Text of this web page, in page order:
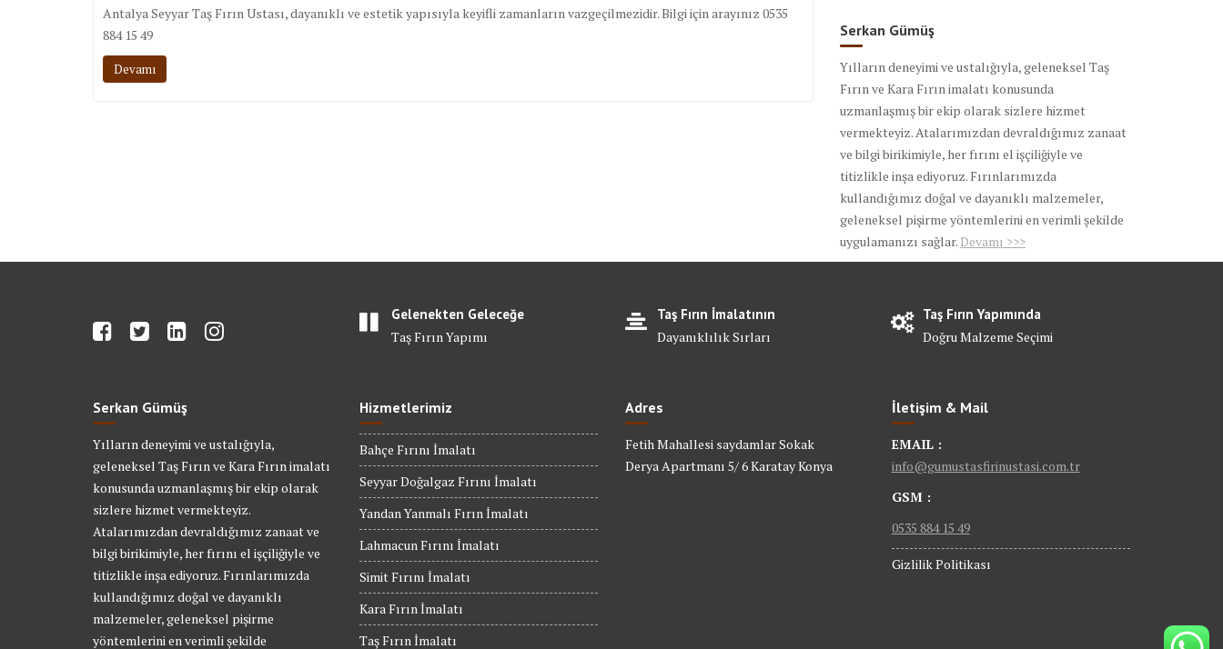
Antalya Seyyar Taş Fırın Ustası, dayanıklı ve estetik yapısıyla keyifli zamanların vazgeçilmezidir. Bilgi için arayınız 0535
884 15 49
Devamı
Serkan Gümüş
Yılların deneyimi ve ustalığıyla, geleneksel Taş
Fırın ve Kara Fırın imalatı konusunda
uzmanlaşmış bir ekip olarak sizlere hizmet
vermekteyiz. Atalarımızdan devraldığımız zanaat
ve bilgi birikimiyle, her fırını el işçiliğiyle ve
titizlikle inşa ediyoruz. Fırınlarımızda
kullandığımız doğal ve dayanıklı malzemeler,
geleneksel pişirme yöntemlerini en verimli şekilde
uygulamanızı sağlar. Devamı >>>
Gelenekten Geleceğe
Taş Fırın Yapımı
Taş Fırın İmalatının
Dayanıklılık Sırları
Taş Fırın Yapımında
Doğru Malzeme Seçimi
Serkan Gümüş
Yılların deneyimi ve ustalığıyla,
geleneksel Taş Fırın ve Kara Fırın imalatı
konusunda uzmanlaşmış bir ekip olarak
sizlere hizmet vermekteyiz.
Atalarımızdan devraldığımız zanaat ve
bilgi birikimiyle, her fırını el işçiliğiyle ve
titizlikle inşa ediyoruz. Fırınlarımızda
kullandığımız doğal ve dayanıklı
malzemeler, geleneksel pişirme
yöntemlerini en verimli şekilde
Hizmetlerimiz
Bahçe Fırını İmalatı
Seyyar Doğalgaz Fırını İmalatı
Yandan Yanmalı Fırın İmalatı
Lahmacun Fırını İmalatı
Simit Fırını İmalatı
Kara Fırın İmalatı
Taş Fırın İmalatı
Adres
Fetih Mahallesi saydamlar Sokak
Derya Apartmanı 5/ 6 Karatay Konya
İletişim & Mail
EMAIL :
info@gumustasfirinustasi.com.tr
GSM :
0535 884 15 49
Gizlilik Politikası